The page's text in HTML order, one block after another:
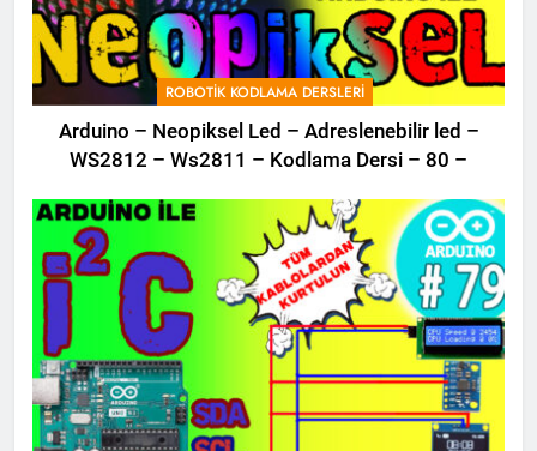
ROBOTIK KODLAMA DERSLERI
Arduino – Neopiksel Led – Adreslenebilir led –
WS2812 – Ws2811 – Kodlama Dersi – 80 –